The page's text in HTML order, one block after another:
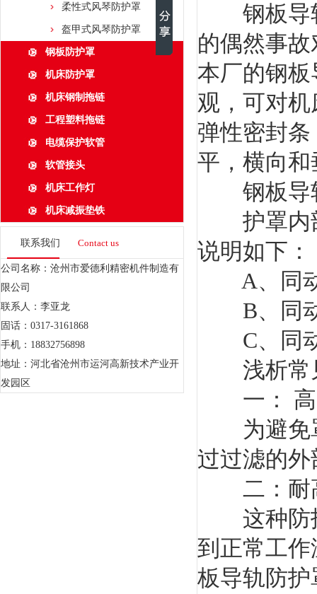
柔性式风琴防护罩
盔甲式风琴防护罩
钢板防护罩
机床防护罩
机床钢制拖链
工程塑料拖链
电缆保护软管
软管接头
机床工作灯
机床减振垫铁
联系我们 Contact us
公司名称：沧州市爱德利精密机件制造有
限公司
联系人：李亚龙
固话：0317-3161868
手机：18832756898
地址：河北省沧州市运河高新技术产业开
发园区
钢板导轨
的偶然事
本厂的钢
观，可对
弹性密封
平，横向
钢板导
护罩内部
说明如下：
A、同动
B、同动
C、同动
浅析常
一： 高
为避免罩
过过滤的
二：耐
这种防护
到正常工
板导轨防